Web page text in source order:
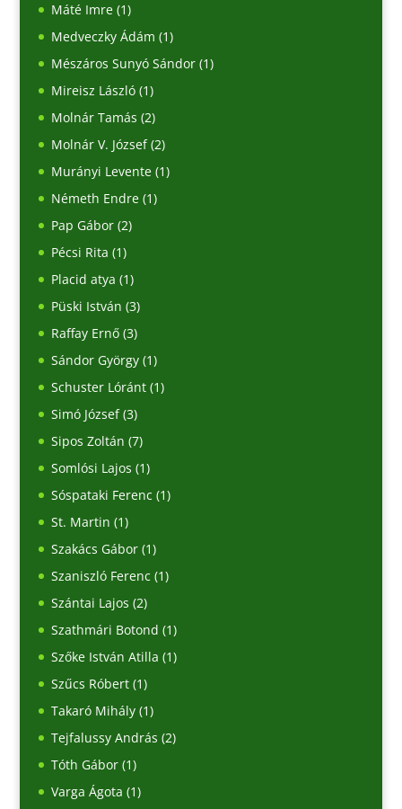
Máté Imre(1)
Medveczky Ádám (1)
Mészáros Sunyó Sándor(1)
Mireisz László(1)
Molnár Tamás (2)
Molnár V. József(2)
Murányi Levente(1)
Németh Endre(1)
Pap Gábor(2)
Pécsi Rita (1)
Placid atya (1)
Püski István (3)
Raffay Ernő(3)
Sándor György(1)
Schuster Lóránt(1)
Simó József(3)
Sipos Zoltán (7)
Somlósi Lajos (1)
Sóspataki Ferenc (1)
St. Martin (1)
Szakács Gábor(1)
Szaniszló Ferenc (1)
Szántai Lajos (2)
Szathmári Botond (1)
Szőke István Atilla (1)
Szűcs Róbert(1)
Takaró Mihály(1)
Tejfalussy András (2)
Tóth Gábor(1)
Varga Ágota (1)